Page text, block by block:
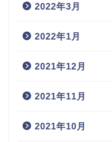
2022年3月
2022年1月
2021年12月
2021年11月
2021年10月